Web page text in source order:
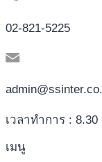
02-821-5225
เวลาทำการ : 8.30
เมนู